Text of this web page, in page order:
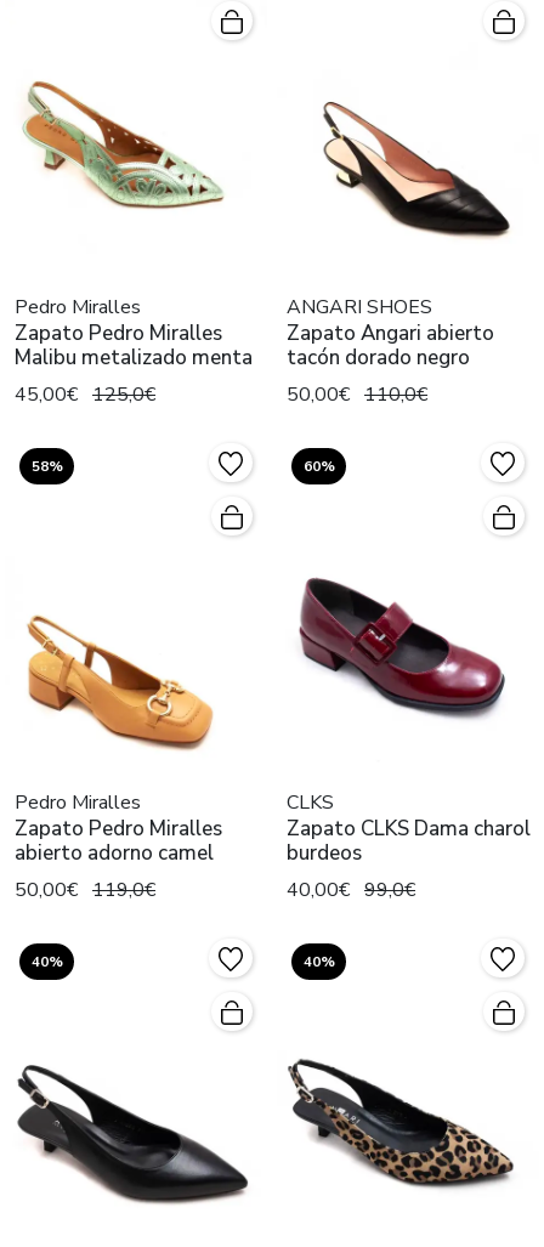
Pedro Miralles
Zapato Pedro Miralles
Malibu metalizado menta
45,00€ 125,0€
ANGARI SHOES
Zapato Angari abierto
tacón dorado negro
50,00€ 110,0€
58%
Pedro Miralles
Zapato Pedro Miralles
abierto adorno camel
50,00€ 119,0€
60%
CLKS
Zapato CLKS Dama charol
burdeos
40,00€ 99,0€
40% 40%